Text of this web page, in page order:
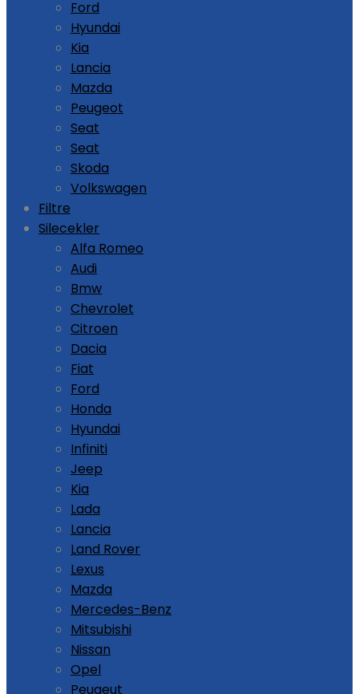
Ford
Hyundai
Kia
Lancia
Mazda
Peugeot
Seat
Seat
Skoda
Volkswagen
Filtre
Silecekler
Alfa Romeo
Audi
Bmw
Chevrolet
Citroen
Dacia
Fiat
Ford
Honda
Hyundai
Infiniti
Jeep
Kia
Lada
Lancia
Land Rover
Lexus
Mazda
Mercedes-Benz
Mitsubishi
Nissan
Opel
Peugeut